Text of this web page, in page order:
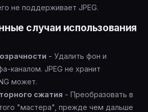
не поддерживает JPEG.
случаи использования
- Удалить фон и
каналом. JPEG не хранит
может.
сжатия - Преобразовать в
"мастера", прежде чем дальше